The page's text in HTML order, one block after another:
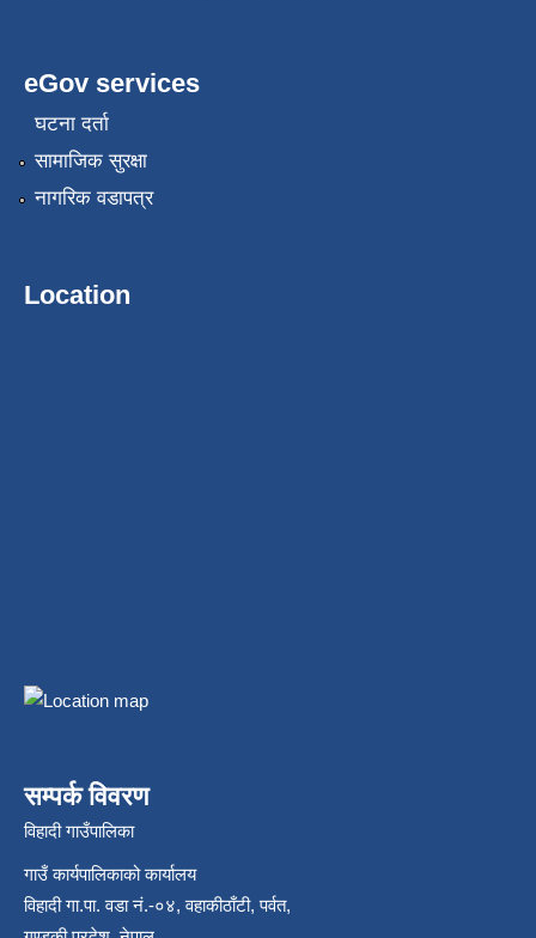
eGov services
घटना दर्ता
सामाजिक सुरक्षा
नागरिक वडापत्र
Location
सम्पर्क विवरण
विहादी गाउँपालिका
गाउँ कार्यपालिकाको कार्यालय
विहादी गा.पा. वडा नं.-०४, वहाकीठाँटी, पर्वत,